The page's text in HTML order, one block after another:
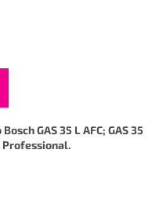
GAS 35 L AFC; GAS 35
Professional.